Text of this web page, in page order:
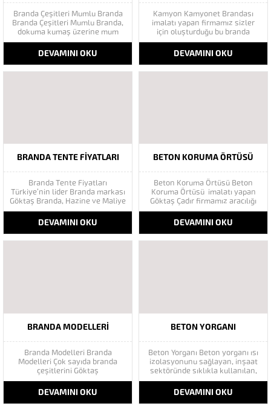
Branda Çeşitleri Mumlu Branda
Branda Çeşitleri Mumlu Branda,
dokuma kumaş üzerine mum
kaplaması ile yapılan branda
türüdür. Bunun yapılmasının
amacı brandanın su
geçirmemesini sağlamaktır.
DEVAMINI OKU
Kamyon Kamyonet Brandası
imalatı yapan firmamız sizler
için oluşturduğu bu branda
sistemi sayesinde bir çok
avantajdan rahatlıkla
faydalanabilecek siniz. Bunun
Yanı sıra Bütün ticari ve hususi
DEVAMINI OKU
BRANDA TENTE FIYATLARI
Branda Tente Fiyatları
Türkiye’nin lider Branda markası
Göktaş Branda, Hazine ve Maliye
Bakanı tarafından açıklanan
Enflasyonla Topyekün Mücadele
Programı kapsamında tüketiciyi
destekliyor. Göktaş Branda, yıl
DEVAMINI OKU
BETON KORUMA ÖRTÜSÜ
Beton Koruma Örtüsü Beton
Koruma Örtüsü imalatı yapan
Göktaş Çadır firmamız aracılığı
ile sizler de beton korumanızı
rahatlıkla yapabilirsiniz. Beton
Yorganına ihtiyaç halleri sadece
kışın çetin koşullarında gibi bir
DEVAMINI OKU
BRANDA MODELLERI
Branda Modelleri Branda
Modelleri Çok sayıda branda
çeşitlerini Göktaş
Branda adresinde bulabilirsiniz.
Fermuarlı brandalar, şeffaf
brandalar, afiş branda, saman
branda, oto brandası, kollu
DEVAMINI OKU
BETON YORGANI
Beton Yorganı Beton yorganı ısı
izolasyonunu sağlayan, inşaat
sektöründe sıklıkla kullanılan,
kışın kötü hava koşullarında
beton kurutma görevi gören bir
malzemedir. Asıl görevi ısı
izolasyonunu sağlamak ve
DEVAMINI OKU